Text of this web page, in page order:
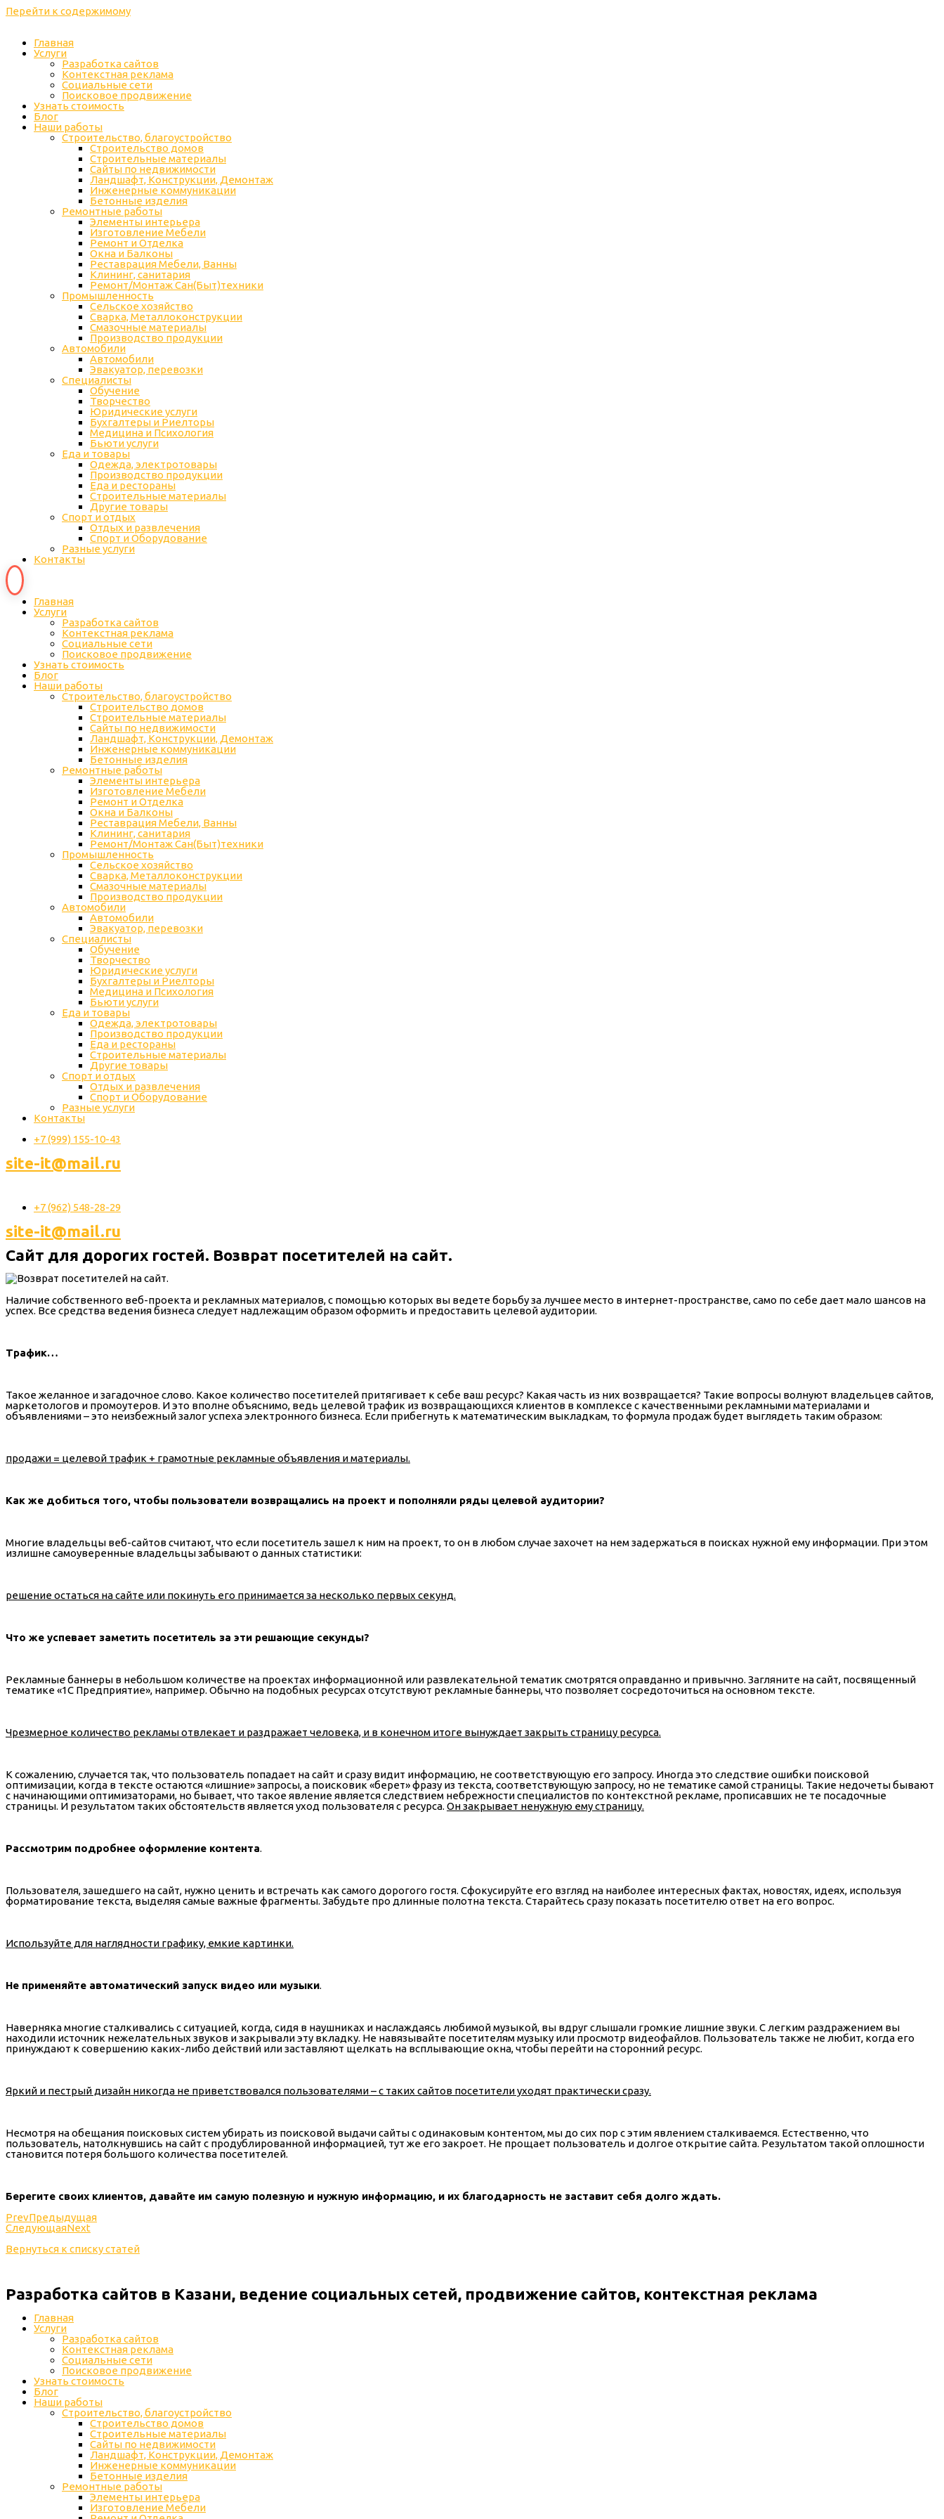
Перейти к содержимому
Главная
Услуги
Разработка сайтов
Контекстная реклама
Социальные сети
Поисковое продвижение
Узнать стоимость
Блог
Наши работы
Строительство, благоустройство
Строительство домов
Строительные материалы
Сайты по недвижимости
Ландшафт, Конструкции, Демонтаж
Инженерные коммуникации
Бетонные изделия
Ремонтные работы
Элементы интерьера
Изготовление Мебели
Ремонт и Отделка
Окна и Балконы
Реставрация Мебели, Ванны
Клининг, санитария
Ремонт/Монтаж Сан(Быт)техники
Промышленность
Cельское хозяйство
Сварка, Металлоконструкции
Cмазочные материалы
Производство продукции
Автомобили
Автомобили
Эвакуатор, перевозки
Специалисты
Обучение
Творчество
Юридические услуги
Бухгалтеры и Риелторы
Медицина и Психология
Бьюти услуги
Еда и товары
Одежда, электротовары
Производство продукции
Еда и рестораны
Строительные материалы
Другие товары
Спорт и отдых
Отдых и развлечения
Спорт и Оборудование
Разные услуги
Контакты
Главная
Услуги
Разработка сайтов
Контекстная реклама
Социальные сети
Поисковое продвижение
Узнать стоимость
Блог
Наши работы
Строительство, благоустройство
Строительство домов
Строительные материалы
Сайты по недвижимости
Ландшафт, Конструкции, Демонтаж
Инженерные коммуникации
Бетонные изделия
Ремонтные работы
Элементы интерьера
Изготовление Мебели
Ремонт и Отделка
Окна и Балконы
Реставрация Мебели, Ванны
Клининг, санитария
Ремонт/Монтаж Сан(Быт)техники
Промышленность
Cельское хозяйство
Сварка, Металлоконструкции
Cмазочные материалы
Производство продукции
Автомобили
Автомобили
Эвакуатор, перевозки
Специалисты
Обучение
Творчество
Юридические услуги
Бухгалтеры и Риелторы
Медицина и Психология
Бьюти услуги
Еда и товары
Одежда, электротовары
Производство продукции
Еда и рестораны
Строительные материалы
Другие товары
Спорт и отдых
Отдых и развлечения
Спорт и Оборудование
Разные услуги
Контакты
+7 (999) 155-10-43
site-it@mail.ru
+7 (962) 548-28-29
site-it@mail.ru
Сайт для дорогих гостей. Возврат посетителей на сайт.
Наличие собственного веб-проекта и рекламных материалов, с помощью которых вы ведете борьбу за лучшее место в интернет-пространстве, само по себе дает мало шансов на
успех. Все средства ведения бизнеса следует надлежащим образом оформить и предоставить целевой аудитории.
Трафик…
Такое желанное и загадочное слово. Какое количество посетителей притягивает к себе ваш ресурс? Какая часть из них возвращается? Такие вопросы волнуют владельцев сайтов,
маркетологов и промоутеров. И это вполне объяснимо, ведь целевой трафик из возвращающихся клиентов в комплексе с качественными рекламными материалами и
объявлениями – это неизбежный залог успеха электронного бизнеса. Если прибегнуть к математическим выкладкам, то формула продаж будет выглядеть таким образом:
продажи = целевой трафик + грамотные рекламные объявления и материалы.
Как же добиться того, чтобы пользователи возвращались на проект и пополняли ряды целевой аудитории?
Многие владельцы веб-сайтов считают, что если посетитель зашел к ним на проект, то он в любом случае захочет на нем задержаться в поисках нужной ему информации. При этом
излишне самоуверенные владельцы забывают о данных статистики:
решение остаться на сайте или покинуть его принимается за несколько первых секунд.
Что же успевает заметить посетитель за эти решающие секунды?
Рекламные баннеры в небольшом количестве на проектах информационной или развлекательной тематик смотрятся оправданно и привычно. Загляните на сайт, посвященный
тематике «1С Предприятие», например. Обычно на подобных ресурсах отсутствуют рекламные баннеры, что позволяет сосредоточиться на основном тексте.
Чрезмерное количество рекламы отвлекает и раздражает человека, и в конечном итоге вынуждает закрыть страницу ресурса.
К сожалению, случается так, что пользователь попадает на сайт и сразу видит информацию, не соответствующую его запросу. Иногда это следствие ошибки поисковой
оптимизации, когда в тексте остаются «лишние» запросы, а поисковик «берет» фразу из текста, соответствующую запросу, но не тематике самой страницы. Такие недочеты бывают
с начинающими оптимизаторами, но бывает, что такое явление является следствием небрежности специалистов по контекстной рекламе, прописавших не те посадочные
страницы. И результатом таких обстоятельств является уход пользователя с ресурса. Он закрывает ненужную ему страницу.
Рассмотрим подробнее оформление контента.
Пользователя, зашедшего на сайт, нужно ценить и встречать как самого дорогого гостя. Сфокусируйте его взгляд на наиболее интересных фактах, новостях, идеях, используя
форматирование текста, выделяя самые важные фрагменты. Забудьте про длинные полотна текста. Старайтесь сразу показать посетителю ответ на его вопрос.
Используйте для наглядности графику, емкие картинки.
Не применяйте автоматический запуск видео или музыки.
Наверняка многие сталкивались с ситуацией, когда, сидя в наушниках и наслаждаясь любимой музыкой, вы вдруг слышали громкие лишние звуки. С легким раздражением вы
находили источник нежелательных звуков и закрывали эту вкладку. Не навязывайте посетителям музыку или просмотр видеофайлов. Пользователь также не любит, когда его
принуждают к совершению каких-либо действий или заставляют щелкать на всплывающие окна, чтобы перейти на сторонний ресурс.
Яркий и пестрый дизайн никогда не приветствовался пользователями – с таких сайтов посетители уходят практически сразу.
Несмотря на обещания поисковых систем убирать из поисковой выдачи сайты с одинаковым контентом, мы до сих пор с этим явлением сталкиваемся. Естественно, что
пользователь, натолкнувшись на сайт с продублированной информацией, тут же его закроет. Не прощает пользователь и долгое открытие сайта. Результатом такой оплошности
становится потеря большого количества посетителей.
Берегите своих клиентов, давайте им самую полезную и нужную информацию, и их благодарность не заставит себя долго ждать.
PrevПредыдущая
СледующаяNext
Вернуться к списку статей
Разработка сайтов в Казани, ведение социальных сетей, продвижение сайтов, контекстная реклама
Главная
Услуги
Разработка сайтов
Контекстная реклама
Социальные сети
Поисковое продвижение
Узнать стоимость
Блог
Наши работы
Строительство, благоустройство
Строительство домов
Строительные материалы
Сайты по недвижимости
Ландшафт, Конструкции, Демонтаж
Инженерные коммуникации
Бетонные изделия
Ремонтные работы
Элементы интерьера
Изготовление Мебели